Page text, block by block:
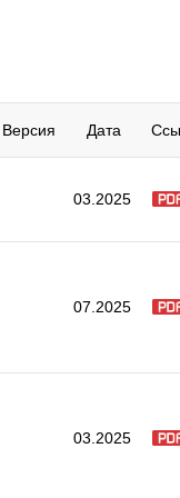
Версия Дата
03.2025
07.2025
03.2025